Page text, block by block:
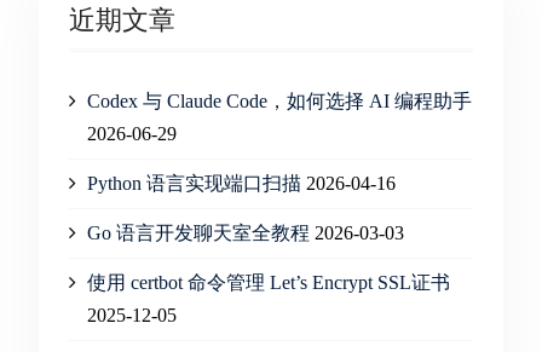
近期文章
Codex 与 Claude Code，如何选择 AI 编程助手
2026-06-29
Python 语言实现端口扫描 2026-04-16
Go 语言开发聊天室全教程 2026-03-03
使用 certbot 命令管理 Let’s Encrypt SSL证书
2025-12-05